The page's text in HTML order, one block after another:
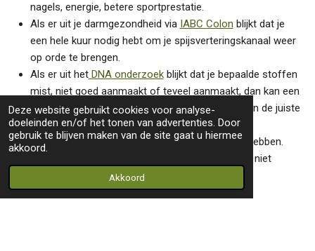
Deze website gebruikt cookies voor analyse-
doeleinden en/of het tonen van advertenties. Door
gebruik te blijven maken van de site gaat u hiermee
akkoord.
Akkoord
nagels, energie, betere sportprestatie.
Als er uit je darmgezondheid via IABC Colon blijkt dat je
een hele kuur nodig hebt om je spijsverteringskanaal weer
op orde te brengen.
Als er uit hetDNA onderzoekblijkt dat je bepaalde stoffen
mist, niet goed aanmaakt of teveel aanmaakt, dan kan een
op maat pot helpen om de juiste supplementen in de juiste
hoeveelheid aan te vullen.
Als je alles in de juiste hoeveelheid in 1 pot wilt hebben.
Alleen de Omega 3 en pre- en probiotica kunnen niet
toegevoegd worden.